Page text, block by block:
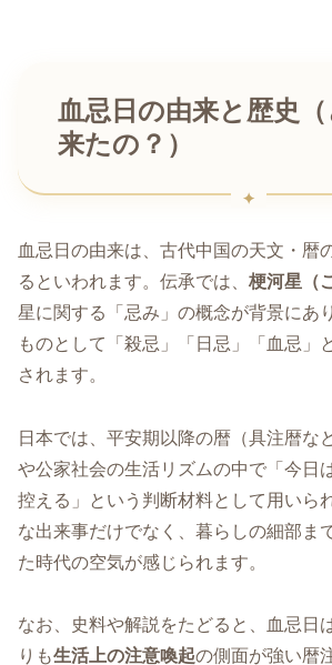
血忌日の由来と歴史
来たの？）
血忌日の由来は、古代中国の天文・暦
るといわれます。伝承では、 梗河星（
星に関する「忌み」の概念が背景にあ
ものとして「殺忌」「日忌」「血忌」
されます。
日本では、平安期以降の暦（具注暦な
や公家社会の生活リズムの中で「今日
控える」という判断材料として用いら
な出来事だけでなく、暮らしの細部ま
た時代の空気が感じられます。
なお、史料や解説をたどると、血忌日
りも生活上の注意喚起の側面が強い暦